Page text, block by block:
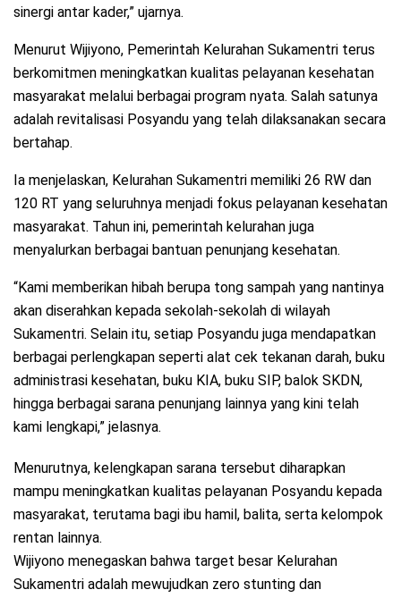
sinergi antar kader,” ujarnya.
Menurut Wijiyono, Pemerintah Kelurahan Sukamentri terus
berkomitmen meningkatkan kualitas pelayanan kesehatan
masyarakat melalui berbagai program nyata. Salah satunya
adalah revitalisasi Posyandu yang telah dilaksanakan secara
bertahap.
Ia menjelaskan, Kelurahan Sukamentri memiliki 26 RW dan
120 RT yang seluruhnya menjadi fokus pelayanan kesehatan
masyarakat. Tahun ini, pemerintah kelurahan juga
menyalurkan berbagai bantuan penunjang kesehatan.
“Kami memberikan hibah berupa tong sampah yang nantinya
akan diserahkan kepada sekolah-sekolah di wilayah
Sukamentri. Selain itu, setiap Posyandu juga mendapatkan
berbagai perlengkapan seperti alat cek tekanan darah, buku
administrasi kesehatan, buku KIA, buku SIP, balok SKDN,
hingga berbagai sarana penunjang lainnya yang kini telah
kami lengkapi,” jelasnya.
Menurutnya, kelengkapan sarana tersebut diharapkan
mampu meningkatkan kualitas pelayanan Posyandu kepada
masyarakat, terutama bagi ibu hamil, balita, serta kelompok
rentan lainnya.
Wijiyono menegaskan bahwa target besar Kelurahan
Sukamentri adalah mewujudkan zero stunting dan